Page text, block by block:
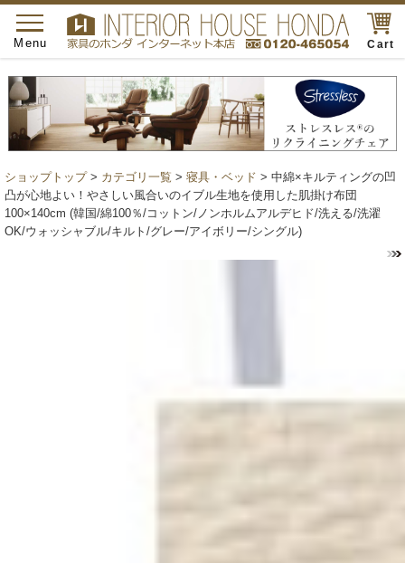
Cart
toggle
navigation
Menu
ショップトップ> カテゴリ一覧 > 寝具・ベッド > 中綿×キルティングの凹
凸が心地よい！やさしい風合いのイブル生地を使用した肌掛け布団
100×140cm (韓国/綿100％/コットン/ノンホルムアルデヒド/洗える/洗濯
OK/ウォッシャブル/キルト/グレー/アイボリー/シングル)